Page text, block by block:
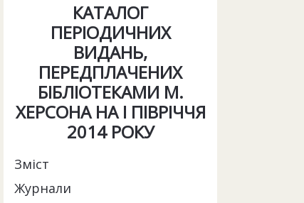
КАТАЛОГ
ПЕРІОДИЧНИХ
ВИДАНЬ,
ПЕРЕДПЛАЧЕНИХ
БІБЛІОТЕКАМИ М.
ХЕРСОНА НА І ПІВРІЧЧЯ
2014 РОКУ
Зміст
Журнали